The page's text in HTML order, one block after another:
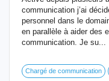
communication j’ai
personnel dans le
en parallèle à aider des
communication. Je su...
Chargé de communication